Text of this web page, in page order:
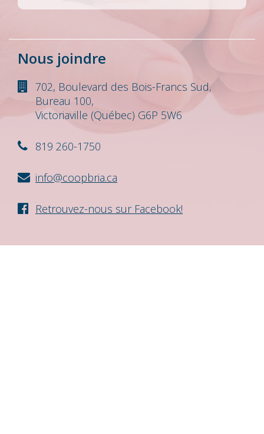
Nous joindre
702, Boulevard des Bois-Francs Sud,
Bureau 100,
Victoriaville (Québec) G6P 5W6
819 260-1750
info@coopbria.ca
Retrouvez-nous sur Facebook!